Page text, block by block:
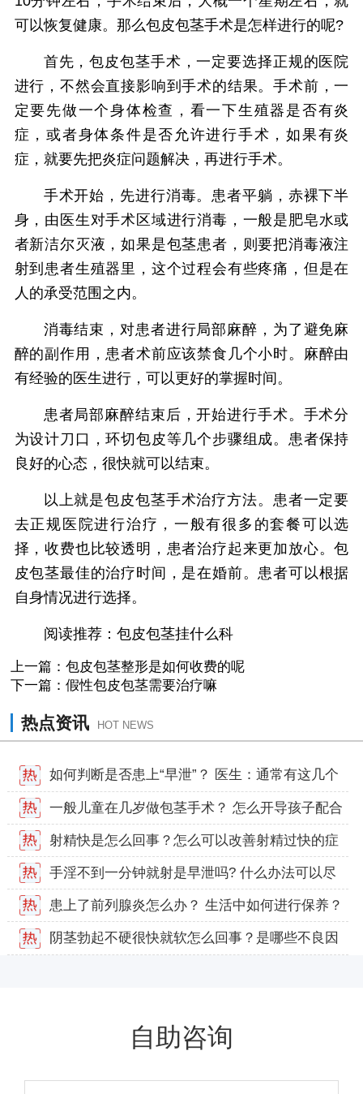
可以恢复健康。那么包皮包茎手术是怎样进行的呢?
首先，包皮包茎手术，一定要选择正规的医院
进行，不然会直接影响到手术的结果。手术前，一
定要先做一个身体检查，看一下生殖器是否有炎
症，或者身体条件是否允许进行手术，如果有炎
症，就要先把炎症问题解决，再进行手术。
手术开始，先进行消毒。患者平躺，赤裸下半
身，由医生对手术区域进行消毒，一般是肥皂水或
者新洁尔灭液，如果是包茎患者，则要把消毒液注
射到患者生殖器里，这个过程会有些疼痛，但是在
人的承受范围之内。
消毒结束，对患者进行局部麻醉，为了避免麻
醉的副作用，患者术前应该禁食几个小时。麻醉由
有经验的医生进行，可以更好的掌握时间。
患者局部麻醉结束后，开始进行手术。手术分
为设计刀口，环切包皮等几个步骤组成。患者保持
良好的心态，很快就可以结束。
以上就是包皮包茎手术治疗方法。患者一定要
去正规医院进行治疗，一般有很多的套餐可以选
择，收费也比较透明，患者治疗起来更加放心。包
皮包茎最佳的治疗时间，是在婚前。患者可以根据
自身情况进行选择。
阅读推荐：包皮包茎挂什么科
上一篇：包皮包茎整形是如何收费的呢
下一篇：假性包皮包茎需要治疗嘛
热点资讯 HOT NEWS
如何判断是否患上“早泄”？ 医生：通常有这几个
因素决定
一般儿童在几岁做包茎手术？ 怎么开导孩子配合
手术？
射精快是怎么回事？怎么可以改善射精过快的症
状？
手淫不到一分钟就射是早泄吗? 什么办法可以尽
快恢复？
患上了前列腺炎怎么办？ 生活中如何进行保养？
阴茎勃起不硬很快就软怎么回事？是哪些不良因
自助咨询